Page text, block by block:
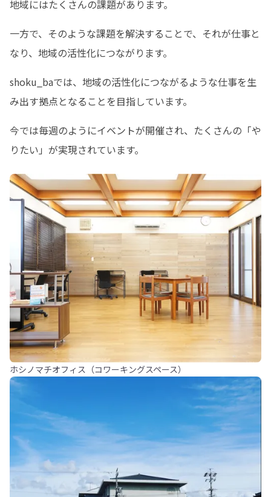
地域にはたくさんの課題があります。
一方で、そのような課題を解決することで、それが仕事と
なり、地域の活性化につながります。
shoku_baでは、地域の活性化につながるような仕事を生
み出す拠点となることを目指しています。
今では毎週のようにイベントが開催され、たくさんの「や
りたい」が実現されています。
ホシノマチオフィス（コワーキングスペース）